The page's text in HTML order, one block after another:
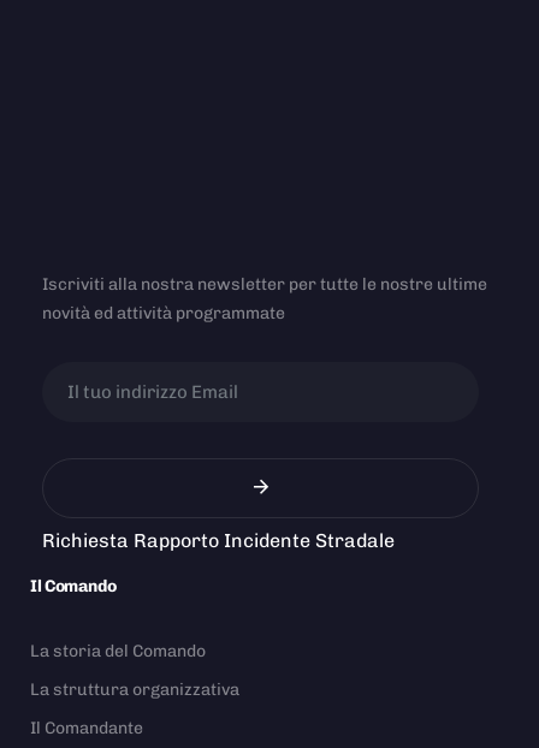
Iscriviti alla nostra newsletter per tutte le nostre ultime
novità ed attività programmate
Richiesta Rapporto Incidente Stradale
Il Comando
La storia del Comando
La struttura organizzativa
Il Comandante